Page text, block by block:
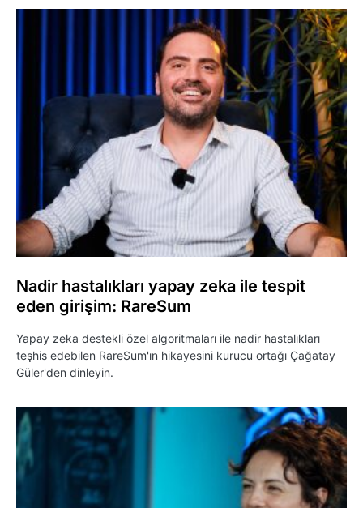
Nadir hastalıkları yapay zeka ile tespit
eden girişim: RareSum
Yapay zeka destekli özel algoritmaları ile nadir hastalıkları
teşhis edebilen RareSum'ın hikayesini kurucu ortağı Çağatay
Güler'den dinleyin.